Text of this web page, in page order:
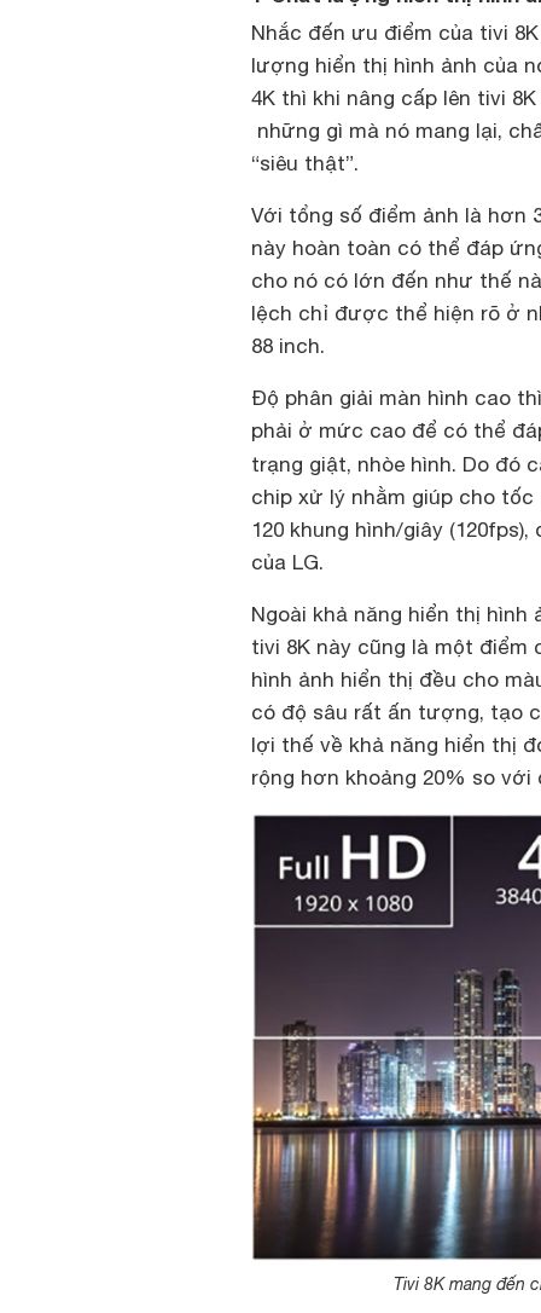
Nhắc đến ưu điểm của tivi
lượng hiển thị hình ảnh của
4K thì khi nâng cấp lên tivi
những gì mà nó mang lại,
“siêu thật”.
Với tổng số điểm ảnh là hơn
này hoàn toàn có thể đáp
cho nó có lớn đến như thế
lệch chỉ được thể hiện rõ ở
88 inch.
Độ phân giải màn hình cao
phải ở mức cao để có thể
trạng giật, nhòe hình. Do đó
chip xử lý nhằm giúp cho
120 khung hình/giây
của LG.
Ngoài khả năng hiển thị
tivi 8K này cũng là một
hình ảnh hiển thị đều cho
có độ sâu rất ấn tượng, tạo
lợi thế về khả năng hiển thị
rộng hơn khoảng 20% so
Tivi 8K mang đến